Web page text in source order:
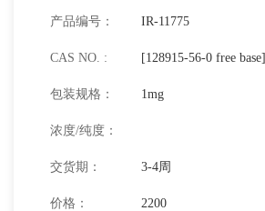
产品编号： IR-11775
CAS NO. : [128915-56-0 free base]
包装规格： 1mg
浓度/纯度：
交货期： 3-4周
价格： 2200